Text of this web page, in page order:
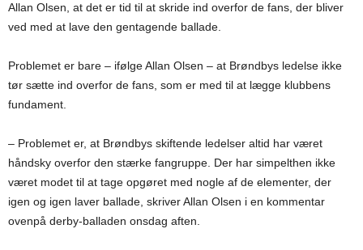
Allan Olsen, at det er tid til at skride ind overfor de fans, der bliver
ved med at lave den gentagende ballade.
Problemet er bare – ifølge Allan Olsen – at Brøndbys ledelse ikke
tør sætte ind overfor de fans, som er med til at lægge klubbens
fundament.
– Problemet er, at Brøndbys skiftende ledelser altid har været
håndsky overfor den stærke fangruppe. Der har simpelthen ikke
været modet til at tage opgøret med nogle af de elementer, der
igen og igen laver ballade, skriver Allan Olsen i en kommentar
ovenpå derby-balladen onsdag aften.